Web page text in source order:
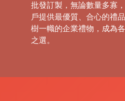
批發訂製，無論數量多寡
戶提供最優質、合心的禮
樹一幟的企業禮物，成為
之選。
紀